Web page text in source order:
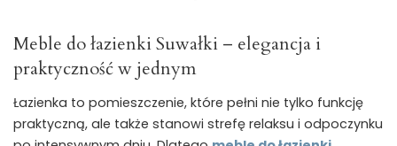
Meble do łazienki Suwałki – elegancja i
praktyczność w jednym
Łazienka to pomieszczenie, które pełni nie tylko funkcję
praktyczną, ale także stanowi strefę relaksu i odpoczynku